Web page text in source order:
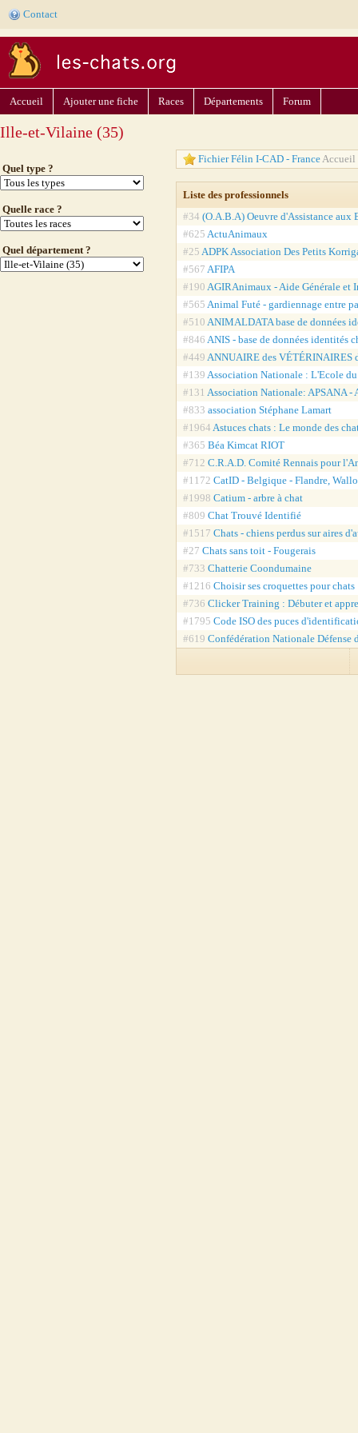
Contact
Accueil Ajouter une fiche Races Départements Forum
Ille-et-Vilaine (35)
Quel type ?
Quelle race ?
Quel département ?
Fichier Félin I-CAD - FranceAccueil
Liste des professionnels
#34 (O.A.B.A) Oeuvre d'Assistance aux
#625 ActuAnimaux
#25 ADPK Association Des Petits
#567 AFIPA
#190 AGIRAnimaux - Aide Générale et
#565 Animal Futé - gardiennage entre
#510 ANIMALDATA base de données
#846 ANIS - base de données identités
#449 ANNUAIRE des VÉTÉRINAIRES
#139 Association Nationale : L'Ecole
#131 Association Nationale: APSANA -
#833 association Stéphane Lamart
#1964 Astuces chats : Le monde des
#365 Béa Kimcat RIOT
#712 C.R.A.D. Comité Rennais pour
#1172 CatID - Belgique - Flandre,
#1998 Catium - arbre à chat
#809 Chat Trouvé Identifié
#1517 Chats - chiens perdus sur aires
#27 Chats sans toit - Fougerais
#733 Chatterie Coondumaine
#1216 Choisir ses croquettes pour
#736 Clicker Training : Débuter et
#1795 Code ISO des puces
#619 Confédération Nationale Défense